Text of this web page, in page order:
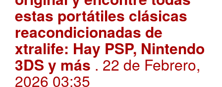
estas portátiles clásicas
reacondicionadas de
xtralife: Hay PSP, Nintendo
3DS y más. 22 de Febrero,
2026 03:35